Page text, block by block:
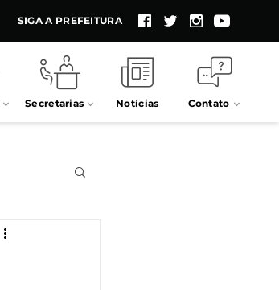
SIGA A PREFEITURA
Secretarias Notícias Contato